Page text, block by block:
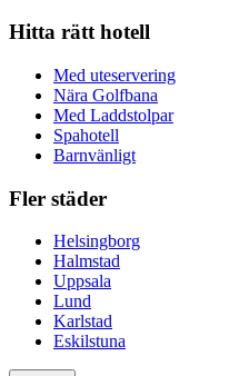
Hitta rätt hotell
Med uteservering
Nära Golfbana
Med Laddstolpar
Spahotell
Barnvänligt
Fler städer
Helsingborg
Halmstad
Uppsala
Lund
Karlstad
Eskilstuna